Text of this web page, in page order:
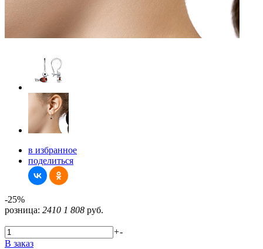
в избранное
поделиться
-25%
розница: 2410 1 808 руб.
+-
В заказ